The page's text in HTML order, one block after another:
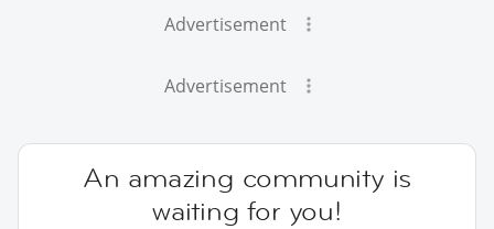
Advertisement
Advertisement
An amazing community is
waiting for you!